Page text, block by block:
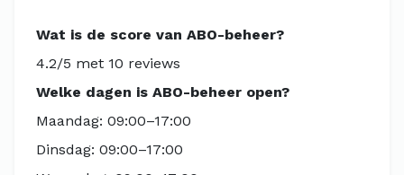
Wat is de score van ABO-beheer?
4.2/5 met 10 reviews
Welke dagen is ABO-beheer open?
Maandag: 09:00–17:00
Dinsdag: 09:00–17:00